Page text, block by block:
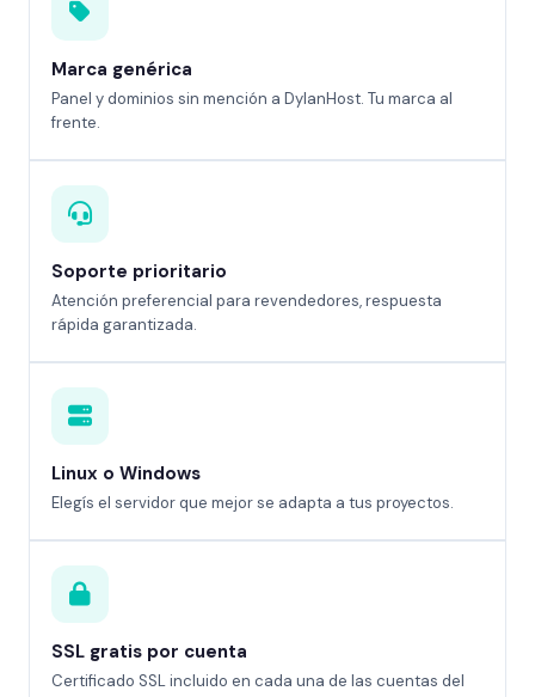
Marca genérica
Panel y dominios sin mención a DylanHost. Tu marca al
frente.
Soporte prioritario
Atención preferencial para revendedores, respuesta
rápida garantizada.
Linux o Windows
Elegís el servidor que mejor se adapta a tus proyectos.
SSL gratis por cuenta
Certificado SSL incluido en cada una de las cuentas del